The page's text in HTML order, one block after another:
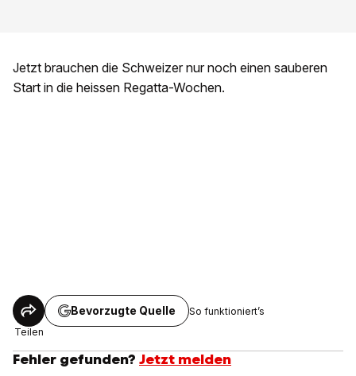
Jetzt brauchen die Schweizer nur noch einen sauberen
Start in die heissen Regatta-Wochen.
Teilen
Bevorzugte Quelle So funktioniert’s
Fehler gefunden? Jetzt melden